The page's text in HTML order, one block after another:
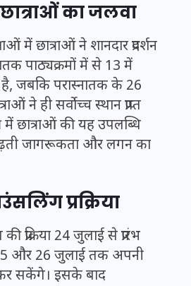
का जलवा
में छात्राओं ने शानदार प्रदर्शन
पाठ्यक्रमों में से 13 में
है, जबकि परास्नातक के 26
ने ही सर्वोच्च स्थान प्राप्त
में छात्राओं की यह उपलब्धि
बढ़ती जागरूकता और लगन का
प्रक्रिया
24 जुलाई से प्रारंभ
25 और 26 जुलाई तक अपनी
सकेंगे। इसके बाद